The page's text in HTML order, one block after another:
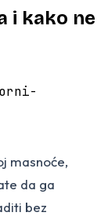
i kako ne
masnoće,
da ga
bez